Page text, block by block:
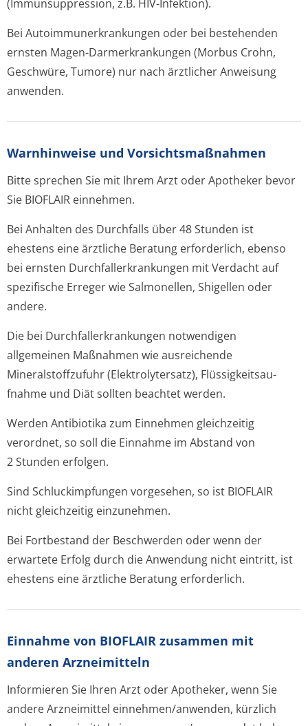
(Immunsuppression, z.B. HIV-Infektion).
Bei Autoimmunerkran­kungen oder bei bestehenden
ernsten Magen-Darmerkrankungen (Morbus Crohn,
Geschwüre, Tumore) nur nach ärztlicher Anweisung
anwenden.
Warnhinweise und Vorsichtsmaßnahmen
Bitte sprechen Sie mit Ihrem Arzt oder Apotheker bevor
Sie BIOFLAIR einnehmen.
Bei Anhalten des Durchfalls über 48 Stunden ist
ehestens eine ärztliche Beratung erforderlich, ebenso
bei ernsten Durchfallerkran­kungen mit Verdacht auf
spezifische Erreger wie Salmonellen, Shigellen oder
andere.
Die bei Durchfallerkran­kungen notwendigen
allgemeinen Maßnahmen wie ausreichende
Mineralstoffzufuhr (Elektrolytersatz), Flüssigkeitsau­
fnahme und Diät sollten beachtet werden.
Werden Antibiotika zum Einnehmen gleichzeitig
verordnet, so soll die Einnahme im Abstand von
2 Stunden erfolgen.
Sind Schluckimpfungen vorgesehen, so ist BIOFLAIR
nicht gleichzeitig einzunehmen.
Bei Fortbestand der Beschwerden oder wenn der
erwartete Erfolg durch die Anwendung nicht eintritt, ist
ehestens eine ärztliche Beratung erforderlich.
Einnahme von BIOFLAIR zusammen mit
anderen Arzneimitteln
Informieren Sie Ihren Arzt oder Apotheker, wenn Sie
andere Arzneimittel einnehmen/anwenden, kürzlich